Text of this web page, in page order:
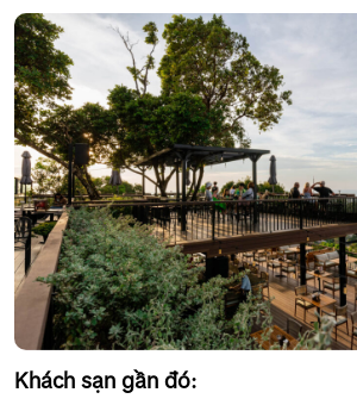
Khách sạn gần đó: